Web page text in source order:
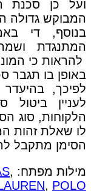
ועל כן סכנת
המבוקש גדולה
בנוסף, די
המתנגדת
להראות כי
באופן בו תגבר
לפיכך,
לעניין
הלקוחות, סוג
לו שאלת זהות
הסימן מתקבל
מילות מפתח: ,
, POLO